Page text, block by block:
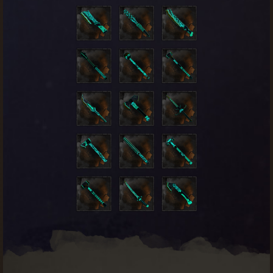
Okrycie tułowia Legendarne
Kurtka pierwszego pielgrzyma
Koszt:
KUP
Twoja nagroda została odblokowana.
Unikatowe
Paralotnia pierwszego pielgrzyma
Koszt:
Twoja nagroda została odblokowana.